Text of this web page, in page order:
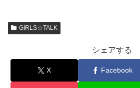
GIRLS☆TALK
シェアする
X Facebook